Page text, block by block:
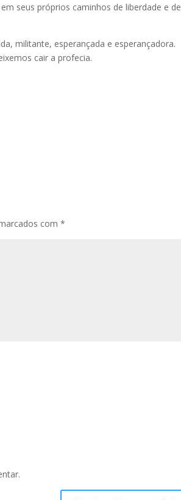
seus próprios caminhos de liberdade e de
militante, esperançada e esperançadora.
cair a profecia.
com*